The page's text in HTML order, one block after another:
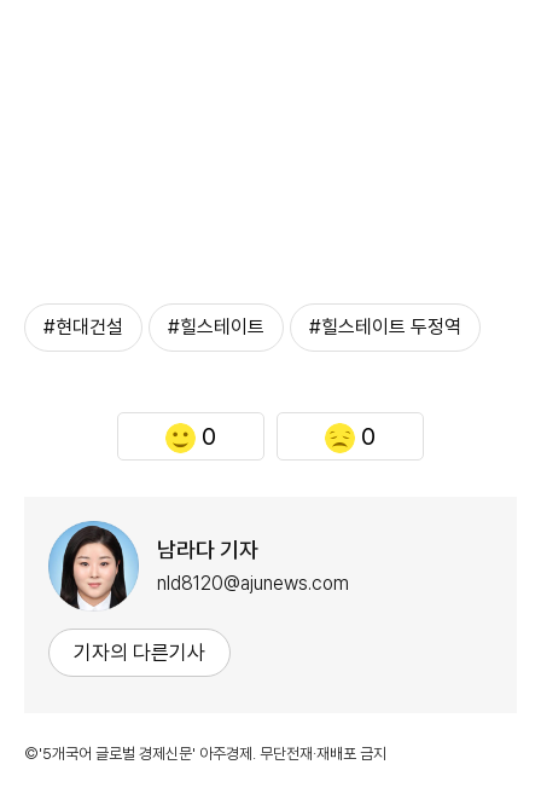
#현대건설 #힐스테이트 #힐스테이트 두정역
0 0
남라다 기자
nld8120@ajunews.com
기자의 다른기사
©'5개국어 글로벌 경제신문' 아주경제. 무단전재·재배포 금지